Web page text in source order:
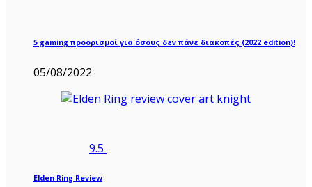
5 gaming προορισμοί για όσους δεν πάνε διακοπές (2022 edition)!
05/08/2022
9.5
Elden Ring Review